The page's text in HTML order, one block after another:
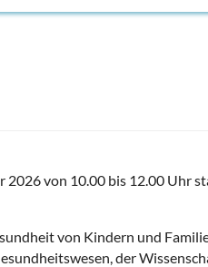
2026 von 10.00 bis 12.00 Uhr
von Kindern und
der